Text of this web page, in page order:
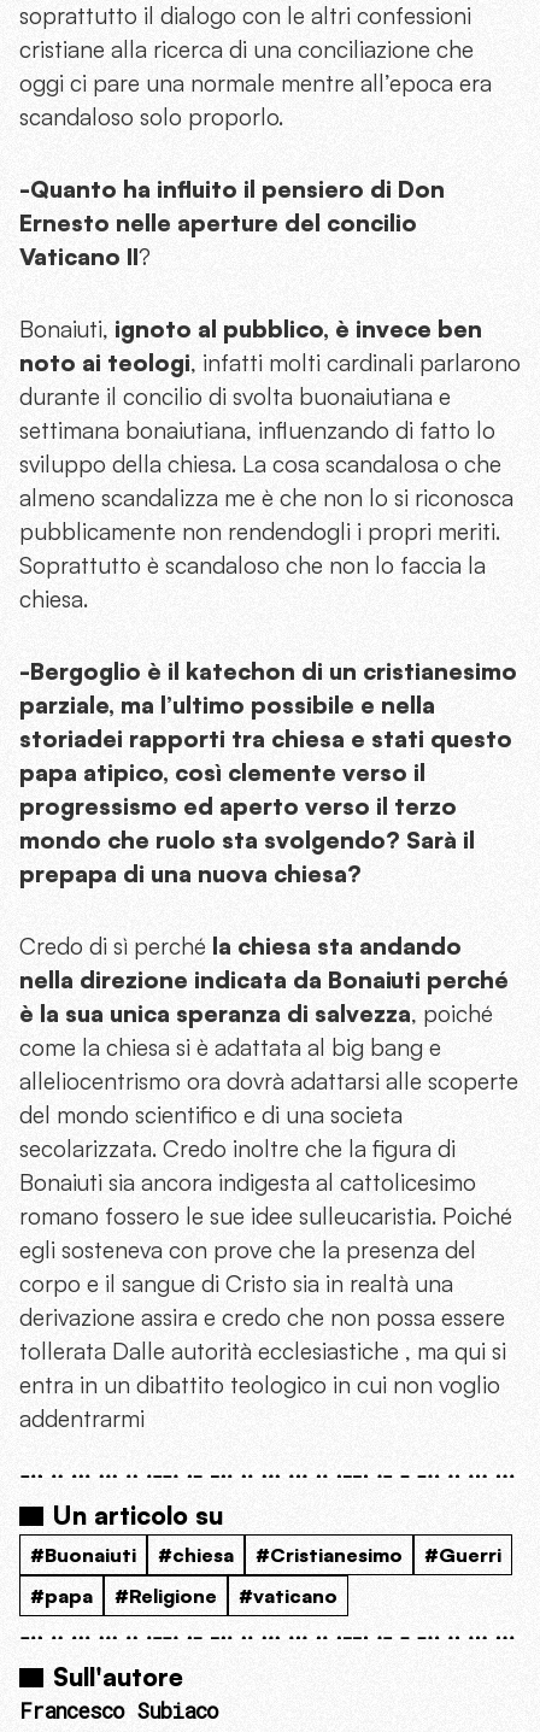
soprattutto il dialogo con le altri confessioni
cristiane alla ricerca di una conciliazione che
oggi ci pare una normale mentre all’epoca era
scandaloso solo proporlo.
-Quanto ha influito il pensiero di Don
Ernesto nelle aperture del concilio
Vaticano II?
Bonaiuti, ignoto al pubblico, è invece ben
noto ai teologi, infatti molti cardinali parlarono
durante il concilio di svolta buonaiutiana e
settimana bonaiutiana, influenzando di fatto lo
sviluppo della chiesa. La cosa scandalosa o che
almeno scandalizza me è che non lo si riconosca
pubblicamente non rendendogli i propri meriti.
Soprattutto è scandaloso che non lo faccia la
chiesa.
-Bergoglio è il katechon di un cristianesimo
parziale, ma l’ultimo possibile e nella
storiadei rapporti tra chiesa e stati questo
papa atipico, così clemente verso il
progressismo ed aperto verso il terzo
mondo che ruolo sta svolgendo? Sarà il
prepapa di una nuova chiesa?
Credo di sì perché la chiesa sta andando
nella direzione indicata da Bonaiuti perché
è la sua unica speranza di salvezza, poiché
come la chiesa si è adattata al big bang e
alleliocentrismo ora dovrà adattarsi alle scoperte
del mondo scientifico e di una societa
secolarizzata. Credo inoltre che la figura di
Bonaiuti sia ancora indigesta al cattolicesimo
romano fossero le sue idee sulleucaristia. Poiché
egli sosteneva con prove che la presenza del
corpo e il sangue di Cristo sia in realtà una
derivazione assira e credo che non possa essere
tollerata Dalle autorità ecclesiastiche , ma qui si
entra in un dibattito teologico in cui non voglio
addentrarmi
Un articolo su
#Buonaiuti #chiesa #Cristianesimo
#Guerri
#papa
#Religione #vaticano
Sull'autore
Francesco Subiaco